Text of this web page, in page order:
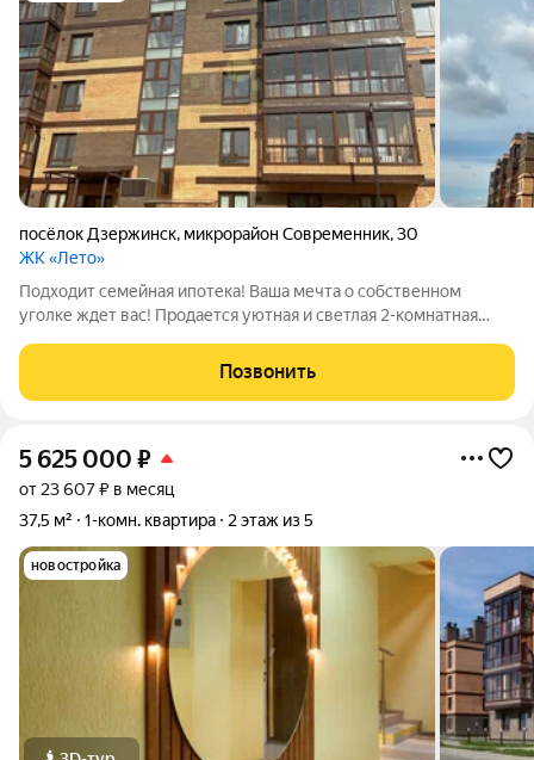
посёлок Дзержинск, микрорайон Современник,30
ЖК «Лето»
Подходит семейная ипотека! Ваша мечта о собственном
уголке ждет вас! Продается уютная и светлая 2-комнатная
жилье для старта семейной жизни или выгодную инвестицию?
Тогда это предложение для вас!
Позвонить
5 625 000 ₽
от 23 607 ₽ в месяц
37,5 м²
1-комн. квартира 2 этаж из 5
новостройка